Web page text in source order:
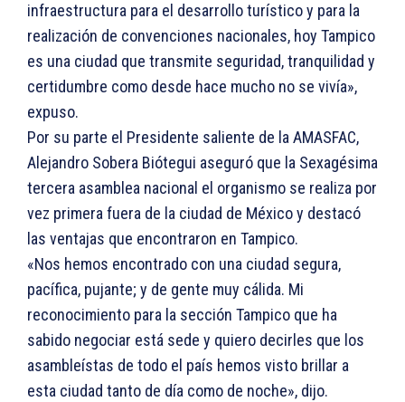
infraestructura para el desarrollo turístico y para la
realización de convenciones nacionales, hoy Tampico
es una ciudad que transmite seguridad, tranquilidad y
certidumbre como desde hace mucho no se vivía»,
expuso.
Por su parte el Presidente saliente de la AMASFAC,
Alejandro Sobera Biótegui aseguró que la Sexagésima
tercera asamblea nacional el organismo se realiza por
vez primera fuera de la ciudad de México y destacó
las ventajas que encontraron en Tampico.
«Nos hemos encontrado con una ciudad segura,
pacífica, pujante; y de gente muy cálida. Mi
reconocimiento para la sección Tampico que ha
sabido negociar está sede y quiero decirles que los
asambleístas de todo el país hemos visto brillar a
esta ciudad tanto de día como de noche», dijo.